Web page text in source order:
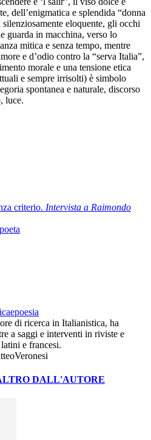
dell’enigmatica e splendida “donna
eloquente, gli occhi
guarda in macchina, verso lo
mitica e senza tempo, mentre
e d’odio contro la “serva Italia”,
morale e una tensione etica
e sempre irrisolti) è simbolo
spontanea e naturale, discorso
luce.
criterio. Intervista a Raimondo
di ricerca in Italianistica, ha
a saggi e interventi in riviste e
e francesi.
DALL'AUTORE